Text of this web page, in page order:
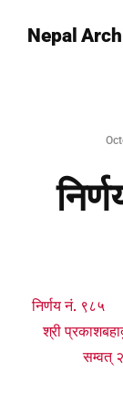
Nepal
निर्णय नं. ९८५
श्री
सम्वत्